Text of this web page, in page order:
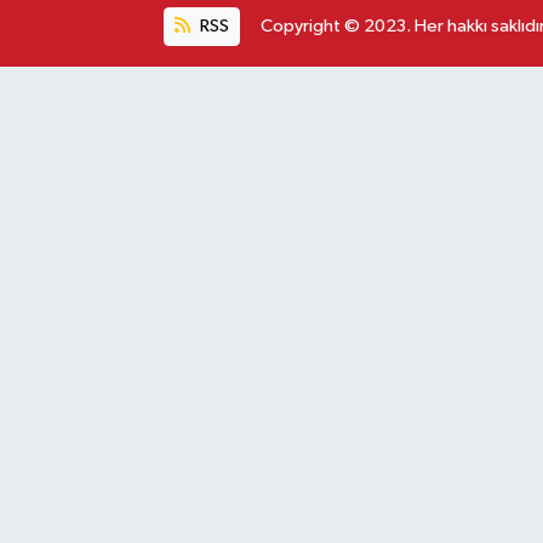
RSS Copyright © 2023. Her hakkı